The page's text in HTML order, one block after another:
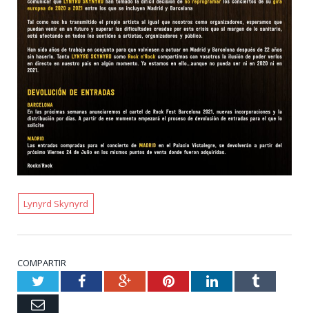
Lynyrd Skynyrd
COMPARTIR
TwitterFacebookGoogle+PinterestLinkedInTumblr
Email